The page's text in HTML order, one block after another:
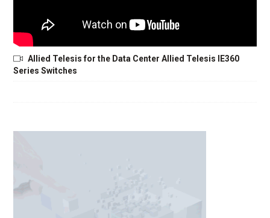
Allied Telesis for the Data Center Allied Telesis IE360
Series Switches